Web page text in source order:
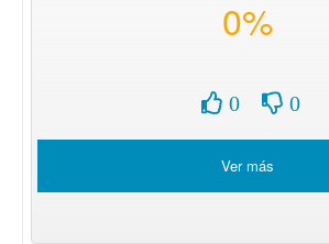
0%
0 0
Ver más